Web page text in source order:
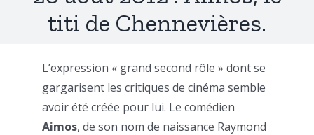
titi de Chennevières.
L’expression « grand second rôle » dont se
gargarisent les critiques de cinéma semble
avoir été créée pour lui. Le comédien
Aimos, de son nom de naissance Raymond